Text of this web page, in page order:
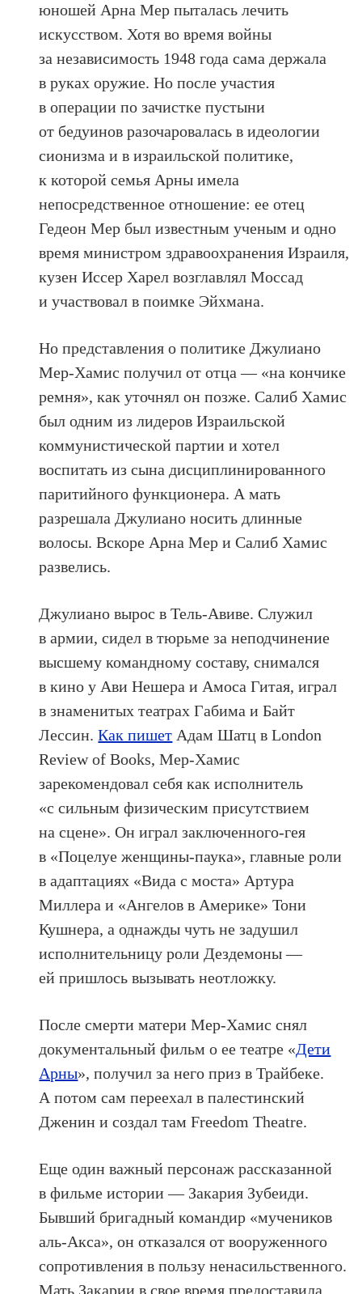
юношей Арна Мер пыталась лечить
искусством. Хотя во время войны
за независимость 1948 года сама держала
в руках оружие. Но после участия
в операции по зачистке пустыни
от бедуинов разочаровалась в идеологии
сионизма и в израильской политике,
к которой семья Арны имела
непосредственное отношение: ее отец
Гедеон Мер был известным ученым и одно
время министром здравоохранения Израиля,
кузен Иссер Харел возглавлял Моссад
и участвовал в поимке Эйхмана.
Но представления о политике Джулиано
Мер-Хамис получил от отца — «на кончике
ремня», как уточнял он позже. Салиб Хамис
был одним из лидеров Израильской
коммунистической партии и хотел
воспитать из сына дисциплинированного
паритийного функционера. А мать
разрешала Джулиано носить длинные
волосы. Вскоре Арна Мер и Салиб Хамис
развелись.
Джулиано вырос в Тель-Авиве. Cлужил
в армии, сидел в тюрьме за неподчинение
высшему командному составу, снимался
в кино у Ави Нешера и Амоса Гитая, играл
в знаменитых театрах Габима и Байт
Лессин.Как пишет Адам Шатц в London
Review of Books, Мер-Хамис
зарекомендовал себя как исполнитель
«с сильным физическим присутствием
на сцене». Он играл заключенного-гея
в «Поцелуе женщины-паука», главные роли
в адаптациях «Вида с моста» Артура
Миллера и «Ангелов в Америке» Тони
Кушнера, а однажды чуть не задушил
исполнительницу роли Дездемоны —
ей пришлось вызывать неотложку.
После смерти матери Мер-Хамис снял
документальный фильм о ее театре «Дети
Арны», получил за него приз в Трайбеке.
А потом сам переехал в палестинский
Дженин и создал там Freedom Theatre.
Еще один важный персонаж рассказанной
в фильме истории — Закария Зубеиди.
Бывший бригадный командир «мучеников
аль-Акса», он отказался от вооруженного
сопротивления в пользу ненасильственного.
Мать Закарии в свое время предоставила